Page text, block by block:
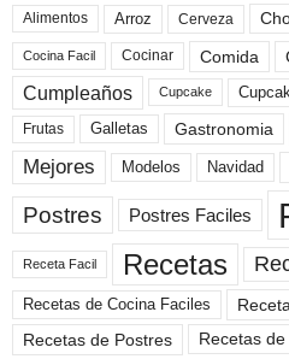
Alimentos Arroz Cerveza
Cocina Facil Cocinar Comida
Cumpleaños Cupcake
Frutas Galletas Gastronomia
Mejores Modelos Navidad
Postres Postres Faciles
Receta Facil Recetas
Recetas de Cocina Faciles
Recetas de Postres
Recetas de